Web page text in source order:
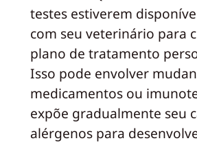
testes estiverem
com seu veterinário para
plano de tratamento
Isso pode envolver
medicamentos ou
expõe gradualmente seu
alérgenos para